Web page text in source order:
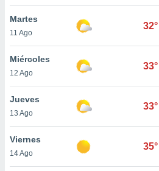
de
cookies
aceptar
Martes
11 Ago
32°
Miércoles
12 Ago
33°
Jueves
13 Ago
33°
Viernes
14 Ago
35°